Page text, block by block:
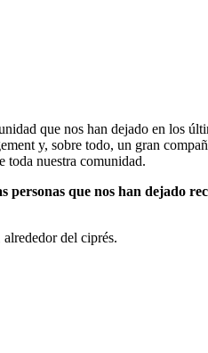
que nos han dejado en los
y, sobre todo, un gran
toda nuestra comunidad.
personas que nos han dejado
alrededor del ciprés.